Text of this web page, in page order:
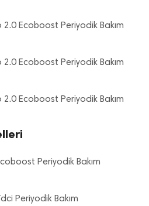
Ecoboost Periyodik Bakım
Ecoboost Periyodik Bakım
Ecoboost Periyodik Bakım
Periyodik Bakım
Periyodik Bakım